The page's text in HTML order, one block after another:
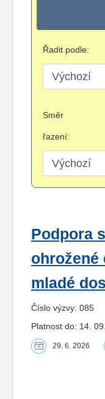
Řadit podle:
Směr
řazení:
Podpora
ohrožené
mladé
Číslo výzvy: 085
Platnost do: 14.
29. 6. 2026